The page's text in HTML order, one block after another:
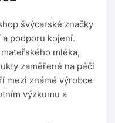
švýcarské značky
podporu kojení.
mléka,
zaměřené na péči
mezi známé výrobce
výzkumu a